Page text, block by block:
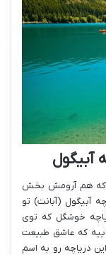
آبیگول
که هم آرومش بخش
آبیگول (آبانت) تو
خوشگل که توی
که عاشق طبیعت
دریاچه رو به اسم